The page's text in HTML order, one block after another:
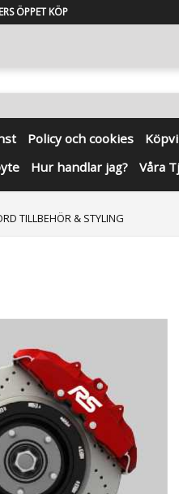
ÖPPET KÖP
Policy och cookies
Hur handlar jag? Våra
TILLBEHÖR & STYLING